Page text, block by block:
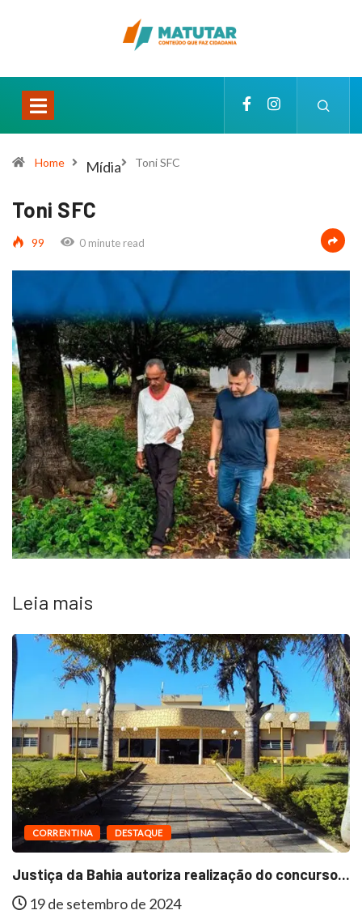
Home Mídia Toni SFC
Toni SFC
99 0 minute read
Leia mais
CORRENTINA DESTAQUE
Justiça da Bahia autoriza realização do concurso...
19 de setembro de 2024